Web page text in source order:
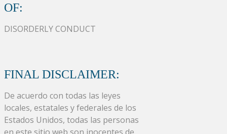
OF:
DISORDERLY CONDUCT
FINAL DISCLAIMER:
De acuerdo con todas las leyes
locales, estatales y federales de los
Estados Unidos, todas las personas
en este sitio web son inocentes de